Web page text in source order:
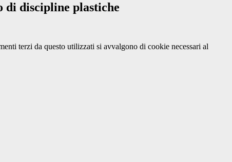
di discipline plastiche
terzi da questo utilizzati si avvalgono di cookie necessari al